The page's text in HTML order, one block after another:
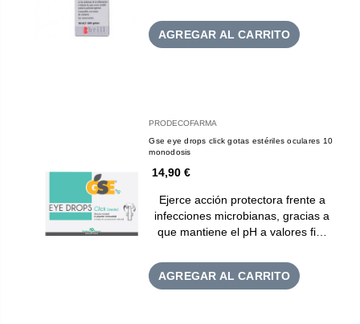
AGREGAR AL CARRITO
PRODECOFARMA
Gse eye drops click gotas estériles oculares 10
monodosis
14,90 €
Ejerce acción protectora frente a
infecciones microbianas, gracias a
que mantiene el pH a valores fi…
AGREGAR AL CARRITO